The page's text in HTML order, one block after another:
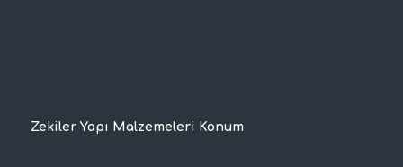
Zekiler Yapı Malzemeleri Konum